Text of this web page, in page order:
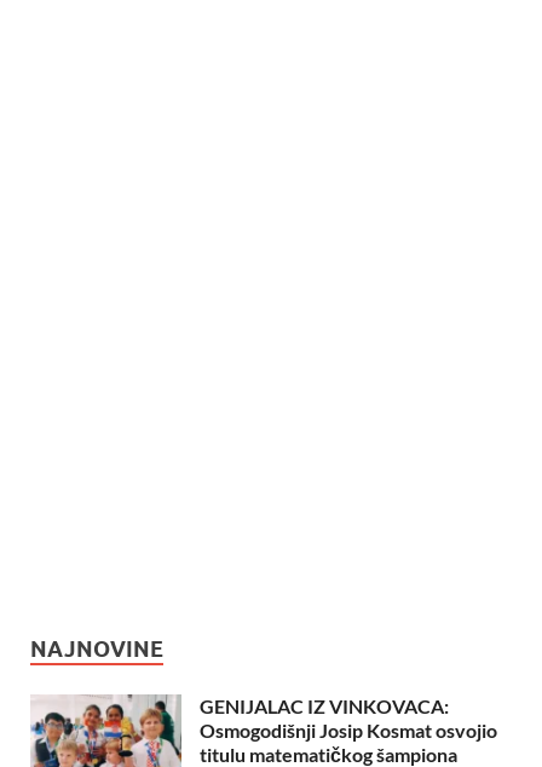
NAJNOVINE
GENIJALAC IZ VINKOVACA:
Osmogodišnji Josip Kosmat osvojio
titulu matematičkog šampiona